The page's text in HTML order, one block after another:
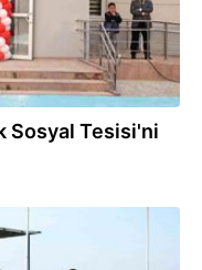
Sosyal Tesisi'ni